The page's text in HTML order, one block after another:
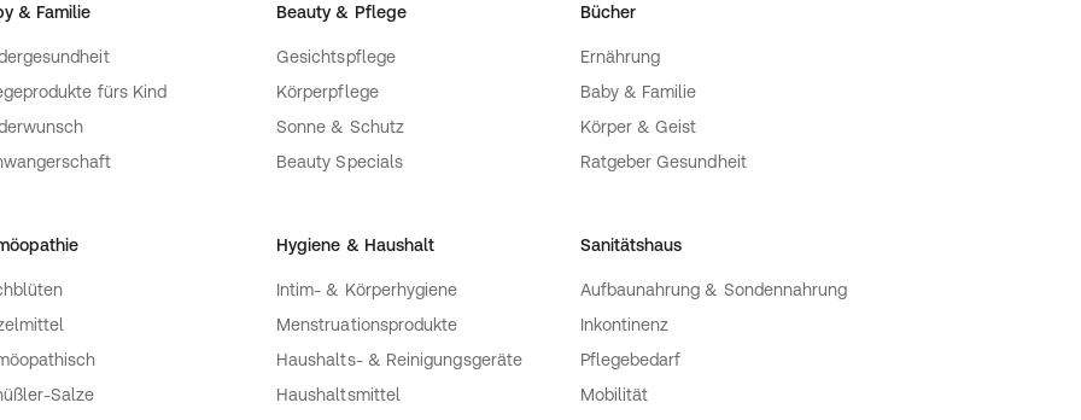
& Familie
fürs Kind
Beauty & Pflege
Gesichtspflege
Körperpflege
Sonne & Schutz
Beauty Specials
Bücher
Ernährung
Baby & Familie
Körper & Geist
Ratgeber Gesundheit
Salze
Hygiene & Haushalt
Intim- & Körperhygiene
Menstruationsprodukte
Haushalts- & Reinigungsgeräte
Haushaltsmittel
Sanitätshaus
Aufbaunahrung & Sondennahrung
Inkontinenz
Pflegebedarf
Mobilität